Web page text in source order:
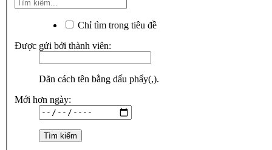
Chỉ tìm trong tiêu đề
Được gửi bởi thành viên:
Dãn cách tên bằng dấu phẩy(,).
Mới hơn ngày: